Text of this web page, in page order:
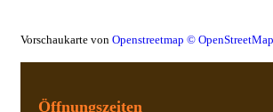
Vorschaukarte von Openstreetmap ©
Öffnungszeiten